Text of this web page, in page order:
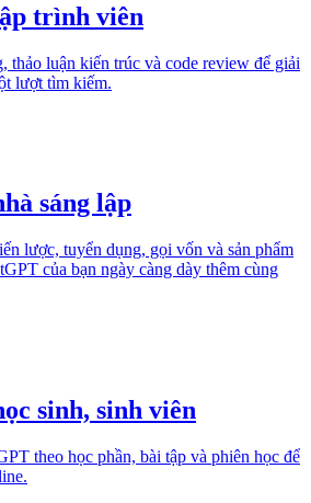
trình viên
thảo luận kiến trúc và code review để giải
lượt tìm kiếm.
sáng lập
lược, tuyển dụng, gọi vốn và sản phẩm
của bạn ngày càng dày thêm cùng
sinh, sinh viên
theo học phần, bài tập và phiên học để